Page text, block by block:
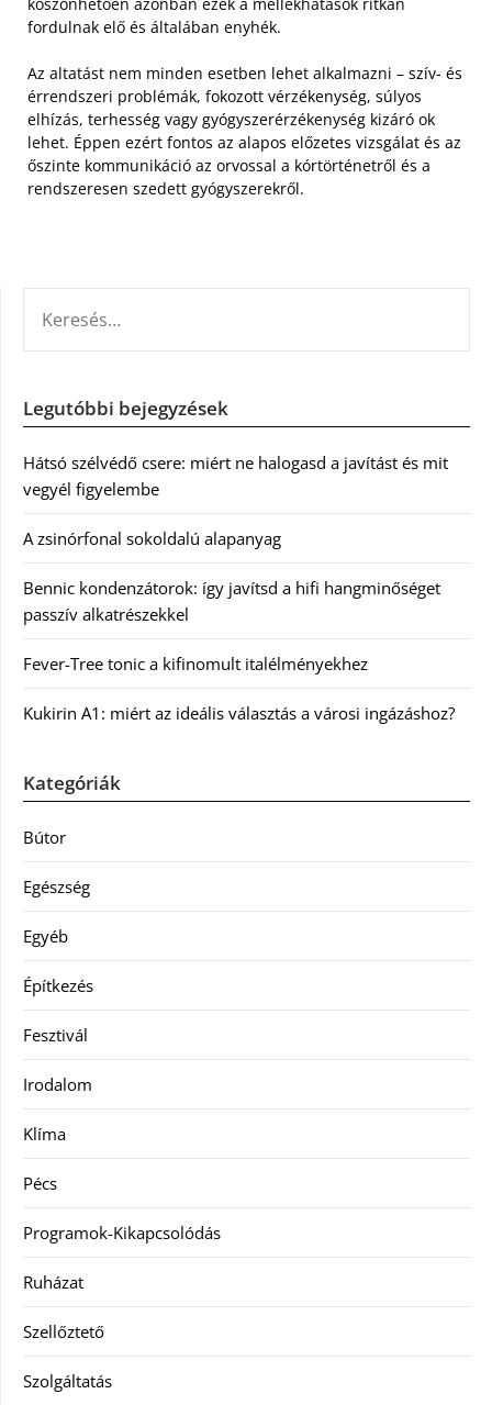
fordulnak elő és általában enyhék.
Az altatást nem minden esetben lehet alkalmazni – szív- és
érrendszeri problémák, fokozott vérzékenység, súlyos
elhízás, terhesség vagy gyógyszerérzékenység kizáró ok
lehet. Éppen ezért fontos az alapos előzetes vizsgálat és az
őszinte kommunikáció az orvossal a kórtörténetről és a
rendszeresen szedett gyógyszerekről.
Legutóbbi bejegyzések
Hátsó szélvédő csere: miért ne halogasd a javítást és mit
vegyél figyelembe
A zsinórfonal sokoldalú alapanyag
Bennic kondenzátorok: így javítsd a hifi hangminőséget
passzív alkatrészekkel
Fever-Tree tonic a kifinomult italélményekhez
Kukirin A1: miért az ideális választás a városi ingázáshoz?
Kategóriák
Bútor
Egészség
Egyéb
Építkezés
Fesztivál
Irodalom
Klíma
Pécs
Programok-Kikapcsolódás
Ruházat
Szellőztető
Szolgáltatás